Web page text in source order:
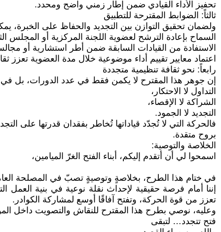
تحفيز الأداء القيادي ضمن إطار زمني واضح ومحدد.
ثالثاً: الضوابط المقترحة للتطبيق
ولضمان تحقيق التوازن بين التجديد والحفاظ على الخبرة، يمكن
السماح بإعادة الترشح لعضوية اللجنة المركزية أو المجلس
الاستفادة من القيادات السابقة ضمن أطر استشارية أو
اعتماد معايير تقييم أداء موضوعية خلال مدة العضوية تعزز
رابعاً: نحو ثقافة تنظيمية متجددة
إن جوهر هذا المقترح لا يكمن فقط في عدد الدورات، بل في
التداول لا الاحتكار،
الشراكة لا الإقصاء،
التجديد لا الجمود.
فالحركة التي لا تُجدّد قياداتها تُخاطر بفقدان قدرتها على
بروح متقدة.
الخلاصة والتوصية:
اسمحوا لي أن أتقدم إليكم، أبناء الفتح الغرّ الميامين،
في ختام هذا الطرح، بخلاصةٍ وتوصيةٍ تصبّ في المصلحة
إننا أمام فرصة حقيقية لإحداث نقلة نوعية في بنية العمل
تعزز من قوة الحركة، وتفتح آفاقًا أوسع لمشاركة الكوادر.
وعليه، نوصي بطرح هذا المقترح للنقاش والتصويت داخل
فتح تتجدد… لتبقى